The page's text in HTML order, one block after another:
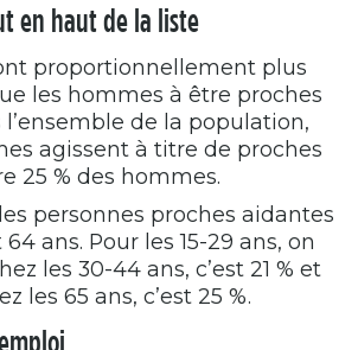
en haut de la liste
proportionnellement plus
les hommes à être proches
l’ensemble de la population,
agissent à titre de proches
25 % des hommes.
personnes proches aidantes
ans. Pour les 15-29 ans, on
les 30-44 ans, c’est 21 % et
les 65 ans, c’est 25 %.